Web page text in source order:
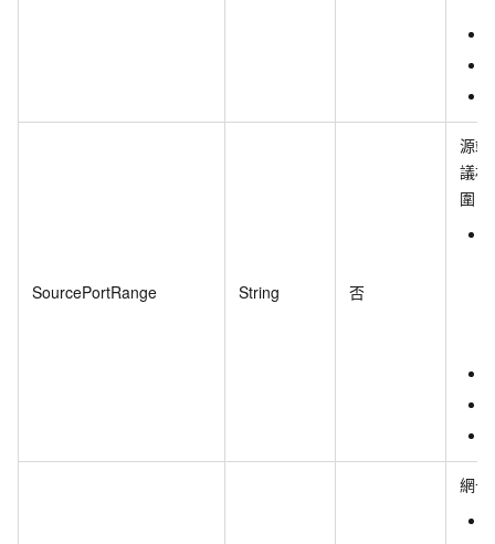
SourcePortRange String 否
源端
議相
圍：
網卡